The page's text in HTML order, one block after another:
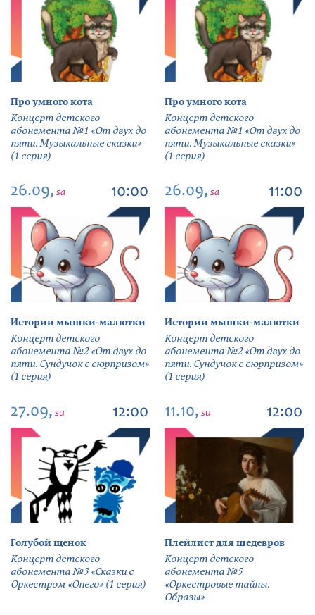
Про умного кота
Концерт детского
абонемента №1 «От двух до
пяти. Музыкальные сказки»
(1 серия)
Про умного кота
Концерт детского
абонемента №1 «От двух до
пяти. Музыкальные сказки»
(1 серия)
26.09, sa 10:00
Истории мышки-малютки
Концерт детского
абонемента №2 «От двух до
пяти. Сундучок с сюрпризом»
(1 серия)
26.09, sa 11:00
Истории мышки-малютки
Концерт детского
абонемента №2 «От двух до
пяти. Сундучок с сюрпризом»
(1 серия)
27.09, su 12:00
Голубой щенок
Концерт детского
абонемента №3 «Сказки с
Оркестром «Онего» (1 серия)
11.10, su 12:00
Плейлист для шедевров
Концерт детского
абонемента №5
«Оркестровые тайны.
Образы»